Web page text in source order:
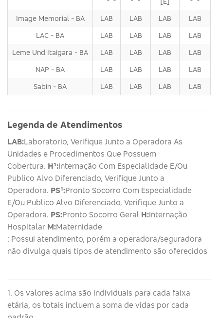
Image Memorial - BA LAB LAB LAB LAB
LAC - BA LAB LAB LAB LAB
Leme Und Itaigara - BA LAB LAB LAB LAB
NAP - BA LAB LAB LAB LAB
Sabin - BA LAB LAB LAB LAB
Legenda de Atendimentos
LAB:Laboratorio, Verifique Junto a Operadora As
Unidades e Procedimentos Que Possuem
Cobertura. H¹:Internação Com Especialidade E/Ou
Publico Alvo Diferenciado, Verifique Junto a
Operadora. PS¹:Pronto Socorro Com Especialidade
E/Ou Publico Alvo Diferenciado, Verifique Junto a
Operadora. PS:Pronto Socorro Geral H:Internação
Hospitalar M:Maternidade
: Possui atendimento, porém a operadora/seguradora
não divulga quais tipos de atendimento são oferecidos
1. Os valores acima são individuais para cada faixa
etária, os totais incluem a soma de vidas por cada